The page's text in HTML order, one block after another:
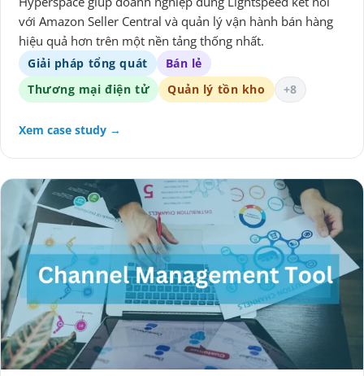
với Amazon Seller Central và quản lý vận hành bán hàng
hiệu quả hơn trên một nền tảng thống nhất.
Giải pháp tổng quát
Bán lẻ
Thương mại điện tử
Quản lý tồn kho +8
Xem case study →